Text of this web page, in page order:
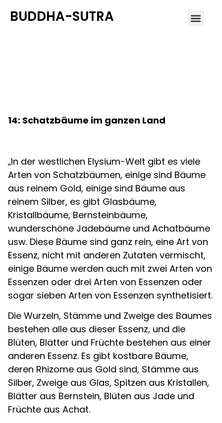
BUDDHA-SUTRA
14: Schatzbäume im ganzen Land
„In der westlichen Elysium-Welt gibt es viele
Arten von Schatzbäumen, einige sind Bäume
aus reinem Gold, einige sind Bäume aus
reinem Silber, es gibt Glasbäume,
Kristallbäume, Bernsteinbäume,
wunderschöne Jadebäume und Achatbäume
usw. Diese Bäume sind ganz rein, eine Art von
Essenz, nicht mit anderen Zutaten vermischt,
einige Bäume werden auch mit zwei Arten von
Essenzen oder drei Arten von Essenzen oder
sogar sieben Arten von Essenzen synthetisiert.
Die Wurzeln, Stämme und Zweige des Baumes
bestehen alle aus dieser Essenz, und die
Blüten, Blätter und Früchte bestehen aus einer
anderen Essenz. Es gibt kostbare Bäume,
deren Rhizome aus Gold sind, Stämme aus
Silber, Zweige aus Glas, Spitzen aus Kristallen,
Blätter aus Bernstein, Blüten aus Jade und
Früchte aus Achat.